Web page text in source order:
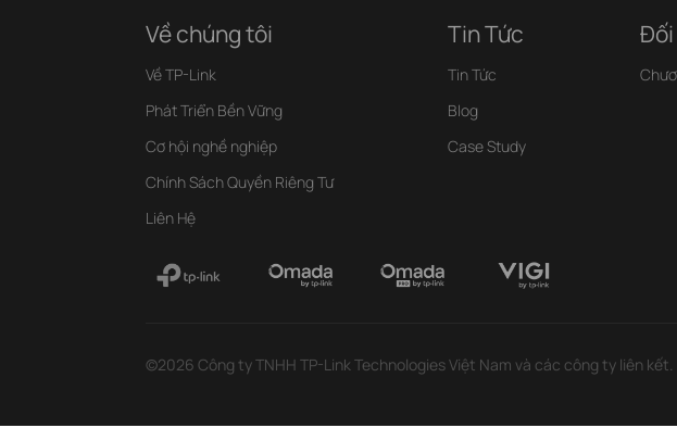
Về chúng tôi
Về TP-Link
Phát Triển Bền Vững
Cơ hội nghề nghiệp
Chính Sách Quyền Riêng Tư
Liên Hệ
Tin Tức
Tin Tức
Blog
Case Study
©2026 Công ty TNHH TP-Link Technologies Việt Nam và các công ty liên